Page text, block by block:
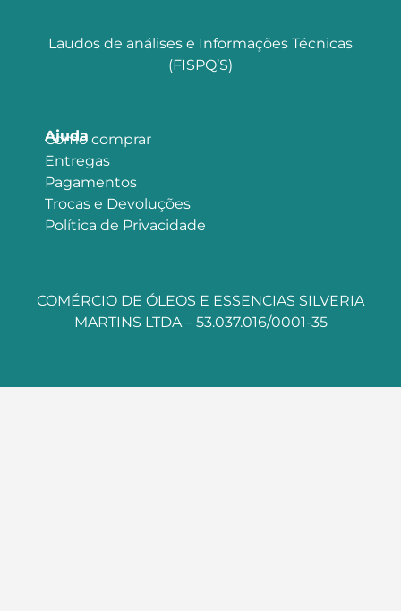
Laudos de análises e Informações Técnicas
(FISPQ’S)
Ajuda
Como comprar
Entregas
Pagamentos
Trocas e Devoluções
Política de Privacidade
COMÉRCIO DE ÓLEOS E ESSENCIAS SILVERIA
MARTINS LTDA – 53.037.016/0001-35